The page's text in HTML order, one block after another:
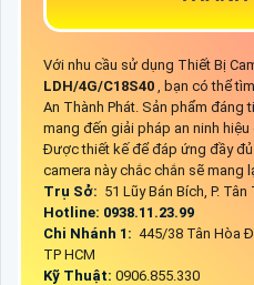
Với nhu cầu sử dụng Thiết Bị
LDH/4G/C18S40 , bạn có thể
An Thành Phát. Sản phẩm đáng
mang đến giải pháp an ninh
Được thiết kế để đáp ứng đầy đủ
camera này chắc chắn sẽ mang
Trụ Sở: 51 Lũy Bán Bích, P.
Hotline: 0938.11.23.99
Chi Nhánh 1: 445/38 Tân Hòa
TP HCM
Kỹ Thuật: 0906.855.330